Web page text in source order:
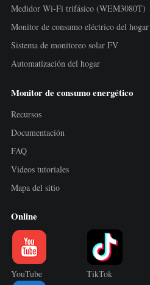
Medidor Wi-Fi trifásico (WEM3080T)
Monitor de consumo eléctrico del hogar
Sistema de monitoreo solar FV
Automatización del hogar
Monitor de consumo energético
Recursos
Documentación
FAQ
Videos tutoriales
Mapa del sitio
Online
YouTube TikTok